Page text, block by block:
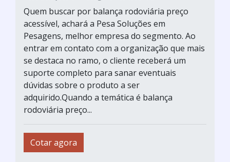
Quem buscar por balança rodoviária preço
acessível, achará a Pesa Soluções em
Pesagens, melhor empresa do segmento. Ao
entrar em contato com a organização que mais
se destaca no ramo, o cliente receberá um
suporte completo para sanar eventuais
dúvidas sobre o produto a ser
adquirido.Quando a temática é balança
rodoviária preço...
Cotar agora